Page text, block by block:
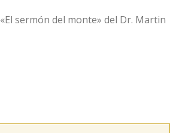
sermón del monte» del Dr. Martin